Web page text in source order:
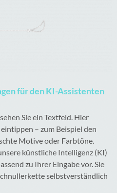
für den KI-Assistenten
Sie ein Textfeld. Hier
– zum Beispiel den
Motive oder Farbtöne.
künstliche Intelligenz (KI)
zu Ihrer Eingabe vor. Sie
selbstverständlich